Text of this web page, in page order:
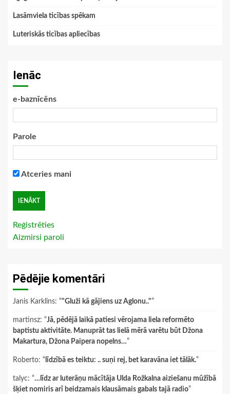
Lasāmviela ticības spēkam
Luteriskās ticības apliecības
Ienāc
e-baznīcēns
Parole
Atceries mani
Reģistrēties
Aizmirsi paroli
Pēdējie komentāri
Janis Karklins: “"Gluži kā gājiens uz Aglonu.."”
martinsz: “Jā, pēdējā laikā patiesi vērojama liela reformēto
baptistu aktivitāte. Manuprāt tas lielā mērā varētu būt Džona
Makartura, Džona Paipera nopelns…”
Roberto: “ līdzībā es teiktu: .. suņi rej, bet karavāna iet tālāk.”
talyc: “…līdz ar luterāņu mācītāja Ulda Rožkalna aiziešanu mūžībā
šķiet nomiris arī beidzamais klausāmais gabals tajā radio”